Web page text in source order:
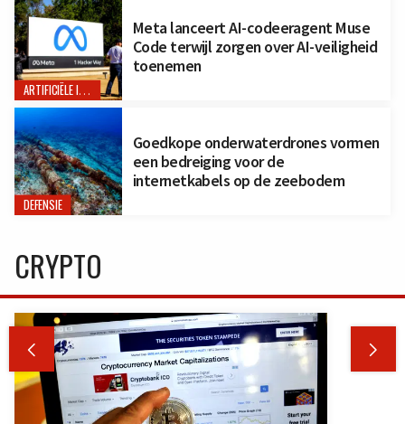
ARTIFICIËLE INTELLIGENTIE
Meta lanceert AI-codeeragent Muse
Code terwijl zorgen over AI-veiligheid
toenemen
DEFENSIE
Goedkope onderwaterdrones vormen
een bedreiging voor de
internetkabels op de zeebodem
CRYPTO
 